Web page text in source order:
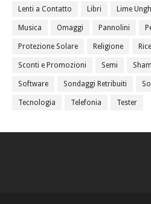
Lenti a Contatto Libri Lime
Musica Omaggi Pannolini
Protezione Solare Religione
Sconti e Promozioni Semi
Software Sondaggi Retribuiti
Tecnologia Telefonia Tester